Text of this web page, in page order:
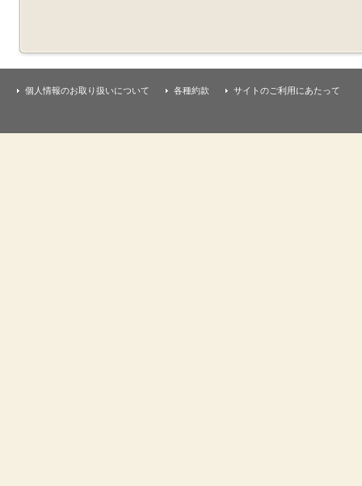
個人情報のお取り扱いについて 各種約款 サイトのご利用にあたって